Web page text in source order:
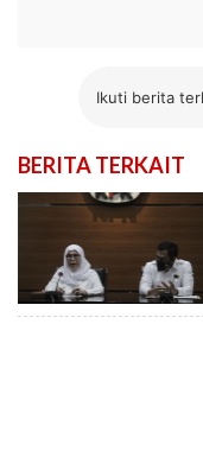
Ikuti berita
BERITA TERKAIT